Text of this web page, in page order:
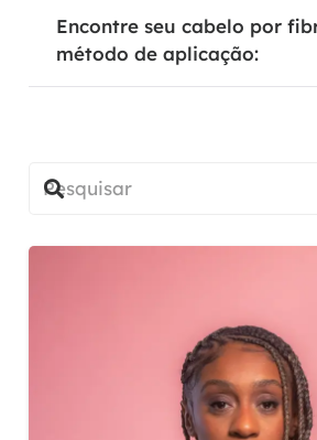
Encontre seu cabelo por
método de aplicação: